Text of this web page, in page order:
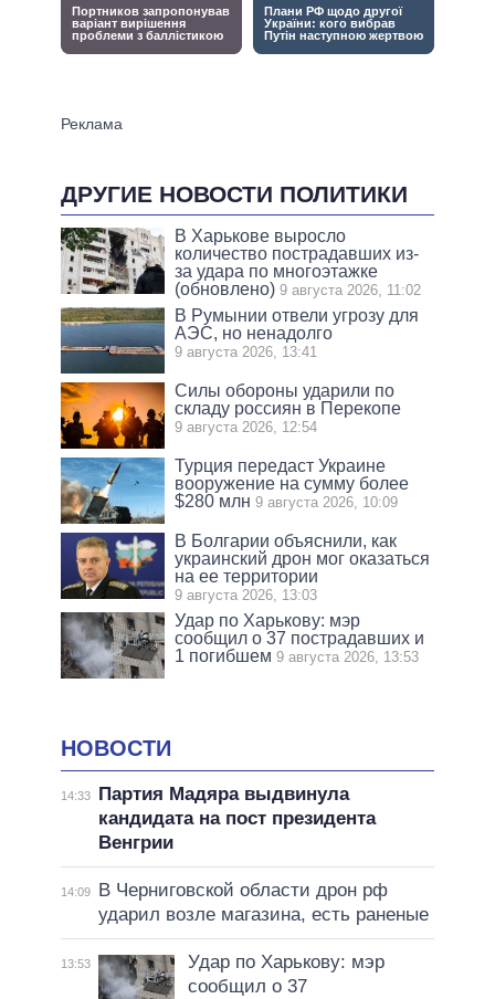
ДРУГИЕ НОВОСТИ ПОЛИТИКИ
В Харькове выросло
количество пострадавших из-
за удара по многоэтажке
(обновлено) 9 августа 2026, 11:02
В Румынии отвели угрозу для
АЭС, но ненадолго
9 августа 2026, 13:41
Силы обороны ударили по
складу россиян в Перекопе
9 августа 2026, 12:54
Турция передаст Украине
вооружение на сумму более
$280 млн 9 августа 2026, 10:09
В Болгарии объяснили, как
украинский дрон мог оказаться
на ее территории
9 августа 2026, 13:03
Удар по Харькову: мэр
сообщил о 37 пострадавших и
1 погибшем 9 августа 2026, 13:53
НОВОСТИ
14:33
Партия Мадяра выдвинула
кандидата на пост президента
Венгрии
14:09
В Черниговской области дрон рф
ударил возле магазина, есть раненые
13:53
Удар по Харькову: мэр
сообщил о 37